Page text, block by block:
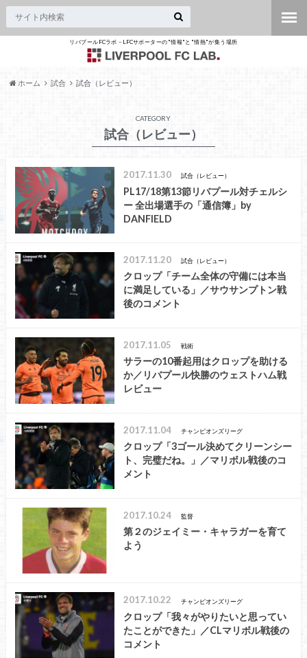
リバプールFCラボ – LFCサポーターの"情報"と"情熱"が集う場所
ホーム 試合 試合（レビュー）
CATEGORY
試合（レビュー）
2017.11.30 試合（レビュー）
PL17/18第13節リバプール対チェルシ
ー 全出場選手の「通信簿」by
DANFIELD
2017.11.20 試合（レビュー）
クロップ「チーム全体の守備には本当
に満足している」／サウサンプトン戦
後のコメント
2017.11.05 戦術
サラーの10番起用はクロップを助ける
か／リバプール快勝のウェストハム戦
レビュー
2017.11.04 チャンピオンズリーグ
クロップ「3ゴール決めてクリーンシー
ト、完璧だね。」／マリボル戦後のコ
メント
2017.10.24 監督
第２のジェイミー・キャラガーを育て
よう
2017.10.22 チャンピオンズリーグ
クロップ「我々がやりたいと思ってい
たことができた」／CLマリボル戦後の
コメント